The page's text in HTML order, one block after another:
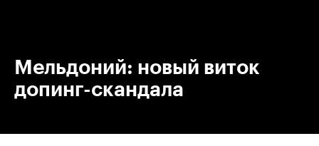
Мельдоний: новый виток
допинг-скандала